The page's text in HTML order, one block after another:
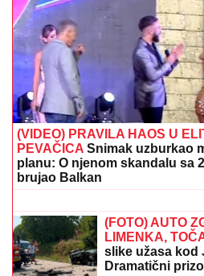
(VIDEO) PRAVILA HAOS U
PEVAČICA Snimak uzburkao
planu: O njenom skandalu sa
brujao Balkan
se Đanijev sin i
niko ne gleda,
fotografiju sa
jasno otkriva u